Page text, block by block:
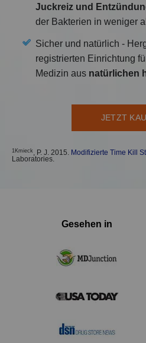
Juckreiz und
der Bakterien in weniger
Sicher und natürlich -
registrierten Einrichtung
Medizin aus natürlichen
JETZT
1Kmieck , P. J. 2015. Modifizierte Time Kill
Laboratories.
Gesehen in